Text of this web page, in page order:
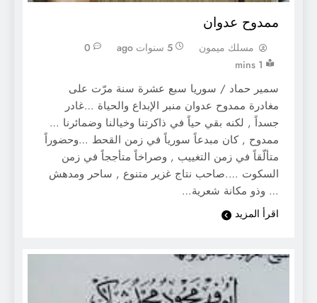
ممدوح عدوان
مسلك ميمون 5 سنوات ago
0
1 mins
سمير حماد / سوريا سبع عشرة سنة مرّت على
مغادرة ممدوح عدوان منبر الإبداع والحياة …غادر
جسداً , لكنه بقي حياً في ذاكرتنا وخيالنا وضمائرنا …
ممدوح , كان مبدعاً سورياً في زمن القحط …وحضوراً
متألّقاً في زمن التغييب , وصراخاً متأججاً في زمن
السكوت ….صاحب نتاج غزير متنوع , ساحر ومدهش
… وذو مكانة شعرية…
اقرأ المزيد